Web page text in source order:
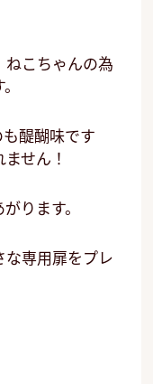
こちゃんの為
醍醐味です
せん！
ります。
専用扉をプレ